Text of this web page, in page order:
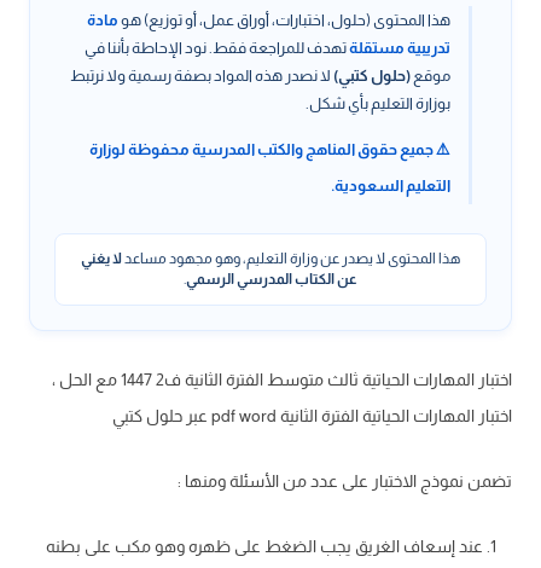
هذا المحتوى (حلول، اختبارات، أوراق عمل، أو توزيع) هو مادة
تدريبية مستقلةتهدف للمراجعة فقط. نود الإحاطة بأننا في
موقع (حلول كتبي) لا نصدر هذه المواد بصفة رسمية ولا نرتبط
بوزارة التعليم بأي شكل.
⚠️ جميع حقوق المناهج والكتب المدرسية محفوظة لوزارة
التعليم السعودية.
هذا المحتوى لا يصدر عن وزارة التعليم، وهو مجهود مساعدلا يغني
عن الكتاب المدرسي الرسمي.
اختبار المهارات الحياتية ثالث متوسط الفترة الثانية ف2 1447 مع الحل ،
اختبار المهارات الحياتية الفترة الثانية pdf word عبر حلول كتبي
تضمن نموذج الاختبار على عدد من الأسئلة ومنها :
عند إسعاف الغريق يجب الضغط على ظهره وهو مكب على بطنه